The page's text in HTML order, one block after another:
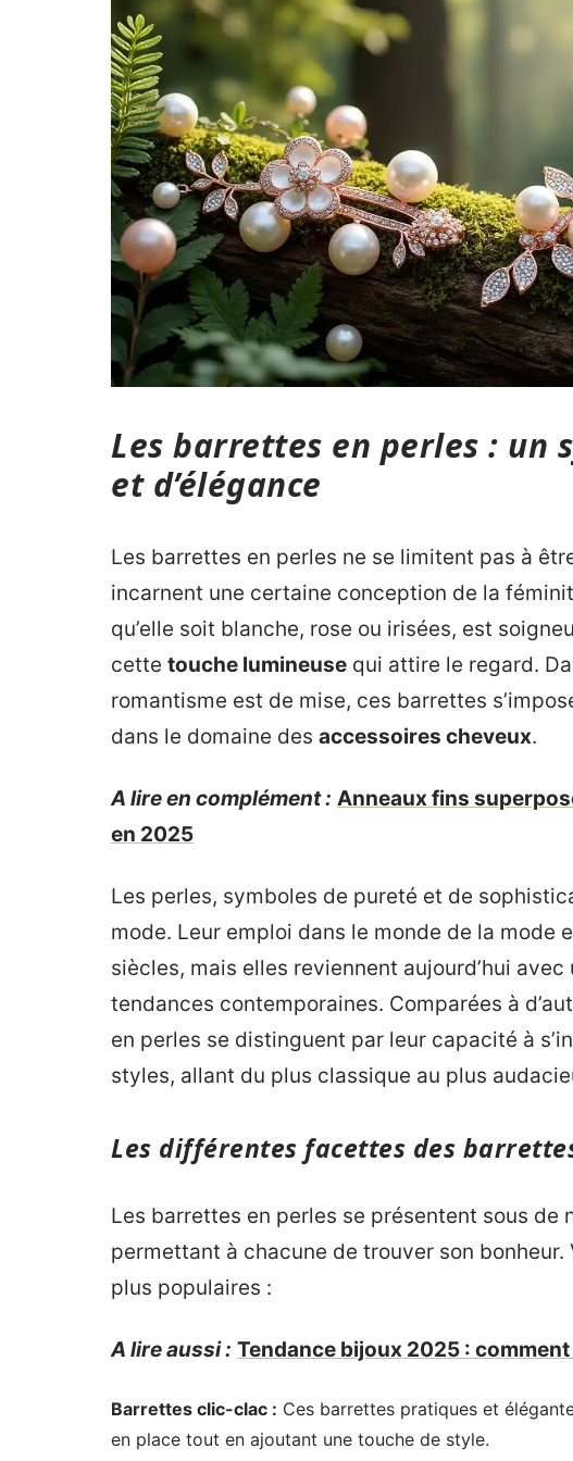
Les barrettes en perles : un
et d’élégance
Les barrettes en perles ne se limitent pas à
incarnent une certaine conception de la
qu’elle soit blanche, rose ou irisées, est
cette touche lumineuse qui attire le regard.
romantisme est de mise, ces barrettes
dans le domaine des accessoires cheveux.
A lire en complément : Anneaux fins
en 2025
Les perles, symboles de pureté et de
mode. Leur emploi dans le monde de la mode
siècles, mais elles reviennent aujourd’hui avec
tendances contemporaines. Comparées à
en perles se distinguent par leur capacité à
styles, allant du plus classique au plus
Les différentes facettes des
Les barrettes en perles se présentent sous de
permettant à chacune de trouver son
plus populaires :
A lire aussi : Tendance bijoux 2025 :
Barrettes clic-clac : Ces barrettes pratiques et
en place tout en ajoutant une touche de style.